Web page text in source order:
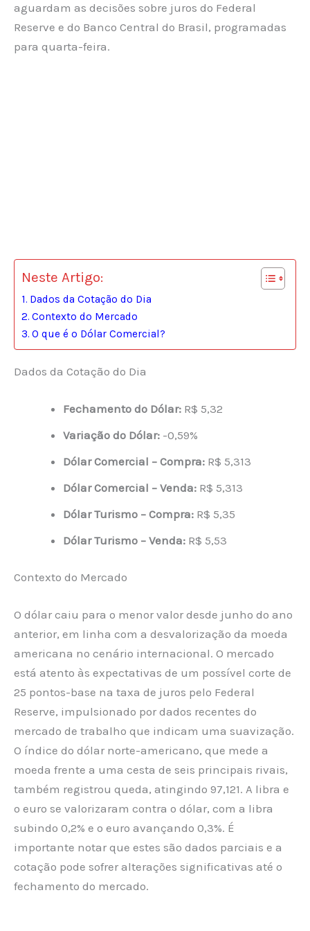
aguardam as decisões sobre juros do Federal
Reserve e do Banco Central do Brasil, programadas
para quarta-feira.
Neste Artigo:
Dados da Cotação do Dia
Contexto do Mercado
O que é o Dólar Comercial?
Dados da Cotação do Dia
Fechamento do Dólar: R$ 5,32
Variação do Dólar: -0,59%
Dólar Comercial – Compra: R$ 5,313
Dólar Comercial – Venda: R$ 5,313
Dólar Turismo – Compra: R$ 5,35
Dólar Turismo – Venda: R$ 5,53
Contexto do Mercado
O dólar caiu para o menor valor desde junho do ano
anterior, em linha com a desvalorização da moeda
americana no cenário internacional. O mercado
está atento às expectativas de um possível corte de
25 pontos-base na taxa de juros pelo Federal
Reserve, impulsionado por dados recentes do
mercado de trabalho que indicam uma suavização.
O índice do dólar norte-americano, que mede a
moeda frente a uma cesta de seis principais rivais,
também registrou queda, atingindo 97,121. A libra e
o euro se valorizaram contra o dólar, com a libra
subindo 0,2% e o euro avançando 0,3%. É
importante notar que estes são dados parciais e a
cotação pode sofrer alterações significativas até o
fechamento do mercado.